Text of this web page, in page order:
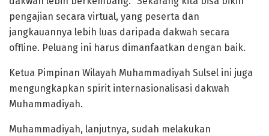
pengajian secara virtual, yang peserta dan
jangkauannya lebih luas daripada dakwah secara
offline. Peluang ini harus dimanfaatkan dengan baik.
Ketua Pimpinan Wilayah Muhammadiyah Sulsel ini juga
mengungkapkan spirit internasionalisasi dakwah
Muhammadiyah.
Muhammadiyah, lanjutnya, sudah melakukan